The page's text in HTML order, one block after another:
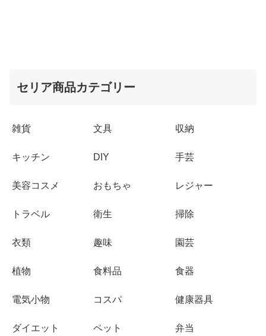
セリア商品カテゴリー
雑貨 文具 収納
キッチン DIY 手芸
美容コスメ おもちゃ レジャー
トラベル 衛生 掃除
衣類 趣味 園芸
植物 食料品 食器
電気小物 コスパ 健康器具
ダイエット ペット 弁当